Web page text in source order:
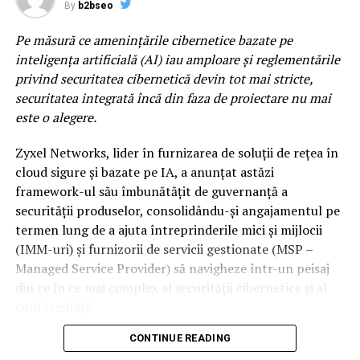
line-up construit pentru momente care raman cu tine
precum DE’WAYNE, Noga Erez sau Jalen Ngonda, trei
dintre cele mai interesante voci ale muzicii
contemporane, acoperind o paleta larga de genuri
muzicale.
care urmaresc scena muzicala inainte ca aceasta sa
ajunga in mainstream. Indie, electronic, alternative si
proiecte experimentale coexista intr-un line-up care
pune reflectorul pe noua generatie de artisti si pe
directiile in care se indreapta muzica internationala. Pe
aceasta scena va urca si 2hollis, fenomenul alternativ al
noii generatii, dar si proiecte muzicale precum ZEP,
Electro Punk Clubrevine pentru al doilea an si
continua sa fie una dintre cele mai spectaculoase
By b2bseo
Pe măsură ce amenințările cibernetice bazate pe
inteligența artificială (AI) iau amploare și reglementările
privind securitatea cibernetică devin tot mai stricte,
securitatea integrată încă din faza de proiectare nu mai
este o alegere.
Zyxel Networks, lider în furnizarea de soluții de rețea în
cloud sigure și bazate pe IA, a anunțat astăzi
framework-ul său îmbunătățit de guvernanță a
securității produselor, consolidându-și angajamentul pe
termen lung de a ajuta întreprinderile mici și mijlocii
(IMM-uri) și furnizorii de servicii gestionate (MSP –
Managed Service Provider) să navigheze într-un peisaj
din ce în ce mai complex al securității cibernetice și al
Legea UE privind reziliența cibernetică (Cyber Resilience
CONTINUE READING